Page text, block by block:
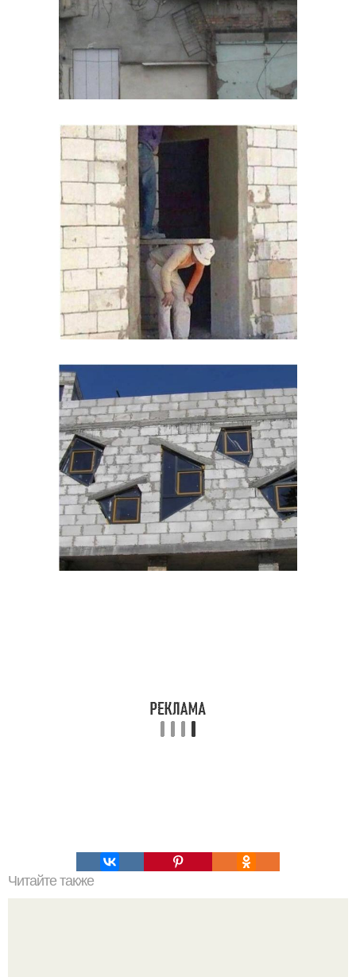
Читайте также